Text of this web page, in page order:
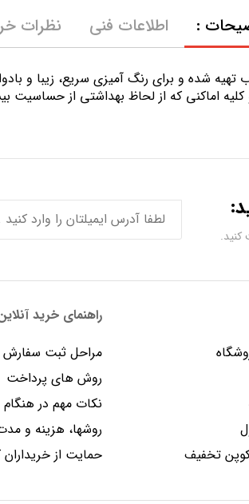
:
تهيه شده و برای رنگ آمیزی سریع، زیبا و
اطلاعات فنی نظرات
کوپن تخفیف
راهنمای خرید
مراحل ثبت سفارش
روش های پرداخت
نکات مهم در
روشها، هزینه و
حمایت از خریداران